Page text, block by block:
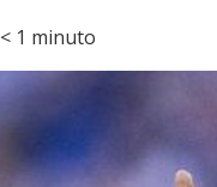
< 1 minuto